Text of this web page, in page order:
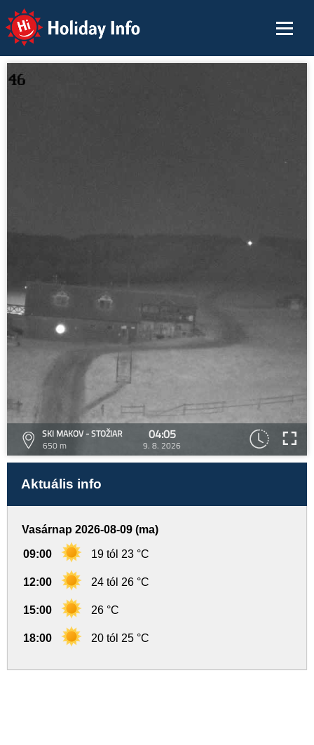
Holiday Info
SKI MAKOV - STOŽIAR
650 m
04:05
9. 8. 2026
Aktuális info
Vasárnap 2026-08-09 (ma)
09:00 19 tól 23 °C
12:00 24 tól 26 °C
15:00 26 °C
18:00 20 tól 25 °C